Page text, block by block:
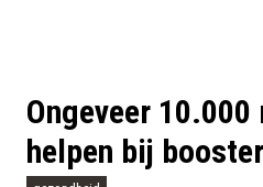
Ongeveer
helpen bij